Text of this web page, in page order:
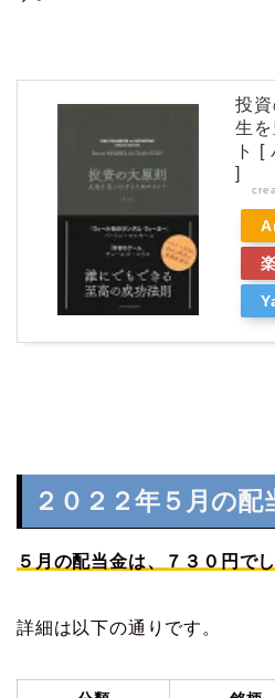
投
生
ト [
２０２２年５月の配
５月の配当金は、７３０円で
詳細は以下の通りです。